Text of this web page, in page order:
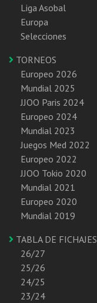
Liga Asobal
Europa
Selecciones
TORNEOS
Europeo 2026
Mundial 2025
JJOO Paris 2024
Europeo 2024
Mundial 2023
Juegos Med 2022
Europeo 2022
JJOO Tokio 2020
Mundial 2021
Europeo 2020
Mundial 2019
TABLA DE FICHAJES
26/27
25/26
24/25
23/24